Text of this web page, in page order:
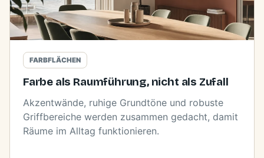
FARBFLÄCHEN
Farbe als Raumführung, nicht als Zufall
Akzentwände, ruhige Grundtöne und robuste
Griffbereiche werden zusammen gedacht, damit
Räume im Alltag funktionieren.